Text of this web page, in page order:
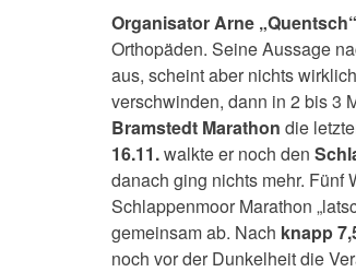
Organisator Arne
Orthopäden. Seine Aussage
aus, scheint aber nichts
verschwinden, dann in 2 bis 3
Bramstedt Marathon die
16.11.walkte er noch den
danach ging nichts mehr. Fünf
Schlappenmoor Marathon
gemeinsam ab. Nach knapp
noch vor der Dunkelheit die